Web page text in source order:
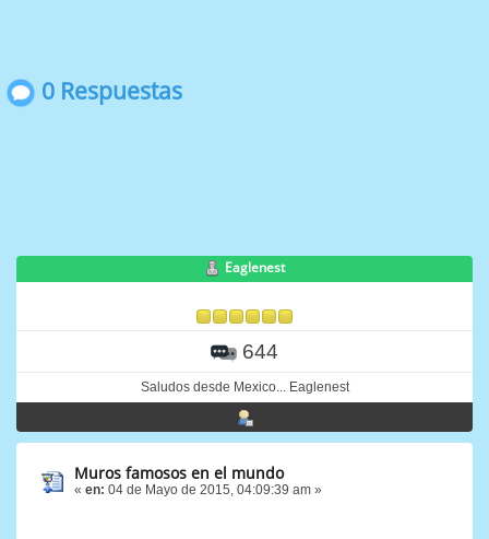
0 Respuestas
Eaglenest
644
Saludos desde Mexico... Eaglenest
Muros famosos en el mundo
« en: 04 de Mayo de 2015, 04:09:39 am »